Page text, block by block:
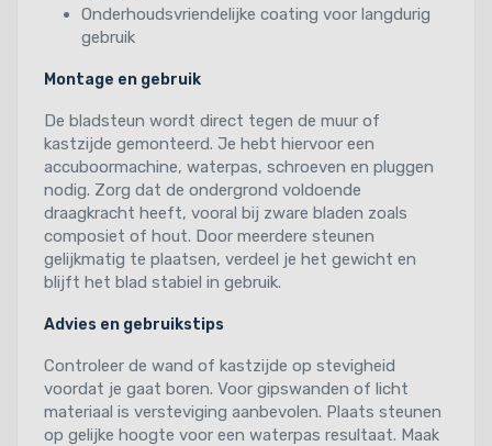
Onderhoudsvriendelijke coating voor langdurig
gebruik
Montage en gebruik
De bladsteun wordt direct tegen de muur of
kastzijde gemonteerd. Je hebt hiervoor een
accuboormachine, waterpas, schroeven en pluggen
nodig. Zorg dat de ondergrond voldoende
draagkracht heeft, vooral bij zware bladen zoals
composiet of hout. Door meerdere steunen
gelijkmatig te plaatsen, verdeel je het gewicht en
blijft het blad stabiel in gebruik.
Advies en gebruikstips
Controleer de wand of kastzijde op stevigheid
voordat je gaat boren. Voor gipswanden of licht
materiaal is versteviging aanbevolen. Plaats steunen
op gelijke hoogte voor een waterpas resultaat. Maak